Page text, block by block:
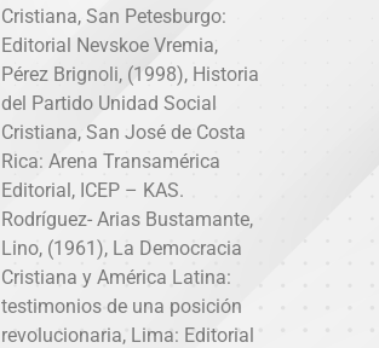
Cristiana, San Petesburgo:
Editorial Nevskoe Vremia,
Pérez Brignoli, (1998), Historia
del Partido Unidad Social
Cristiana, San José de Costa
Rica: Arena Transamérica
Editorial, ICEP – KAS.
Rodríguez- Arias Bustamante,
Lino, (1961), La Democracia
Cristiana y América Latina:
testimonios de una posición
revolucionaria, Lima: Editorial